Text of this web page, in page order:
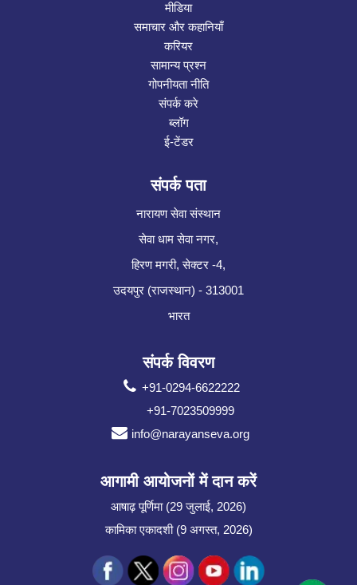
मीडिया
समाचार और कहानियाँ
करियर
सामान्य प्रश्न
गोपनीयता नीति
संपर्क करे
ब्लॉग
ई-टेंडर
संपर्क पता
नारायण सेवा संस्थान
सेवा धाम सेवा नगर,
हिरण मगरी, सेक्टर -4,
उदयपुर (राजस्थान) - 313001
भारत
संपर्क विवरण
+91-0294-6622222
+91-7023509999
info@narayanseva.org
आगामी आयोजनों में दान करें
आषाढ़ पूर्णिमा (29 जुलाई, 2026)
कामिका एकादशी (9 अगस्त, 2026)